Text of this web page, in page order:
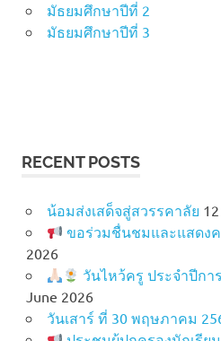
มัธยมศึกษาปีที่ 2
มัธยมศึกษาปีที่ 3
RECENT POSTS
น้อมส่งเสด็จสู่สวรรคาลัย
ขอร่วมชื่นชมและแสดง
2026
วันไหว้ครู ประจำปีกา
June 2026
วันเสาร์ ที่ 30 พฤษภาคม